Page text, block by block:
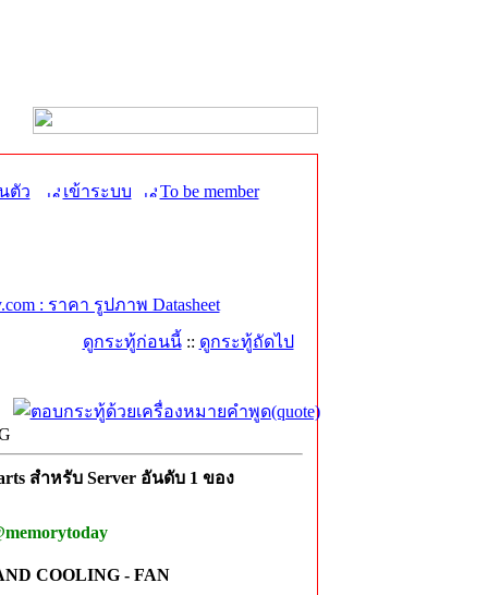
ตัว เข้าระบบ To be member
: ราคา รูปภาพ Datasheet
ดูกระทู้ก่อนนี้:: ดูกระทู้ถัดไป
สำหรับ Server อันดับ 1 ของ
COOLING - FAN